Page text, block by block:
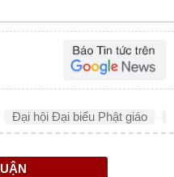
Đại hội Đại biểu Phật giáo